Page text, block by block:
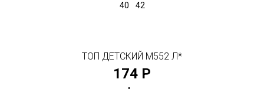
40 42
ТОП ДЕТСКИЙ М552 Л*
174 Р